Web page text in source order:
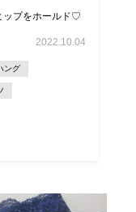
ップをホールド♡
2022.10.04
ング